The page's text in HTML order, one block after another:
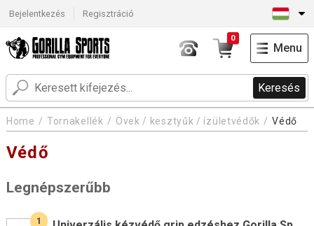
Bejelentkezés Regisztráció
Keresés
0
Menu
Home Tornakellék Övek / kesztyűk / ízületvédők Védő
Védő
Legnépszerűbb
1